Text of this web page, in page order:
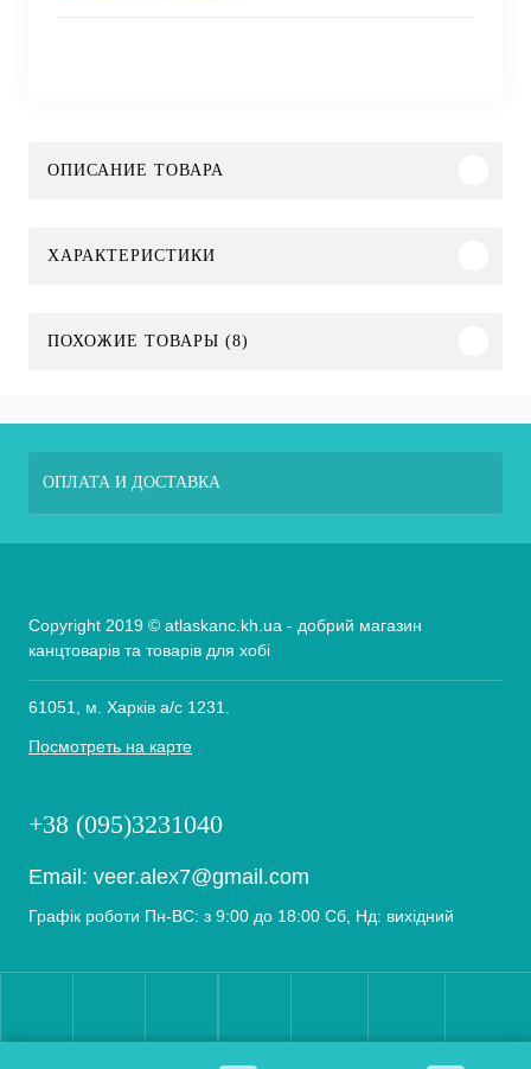
ОПИСАНИЕ ТОВАРА
ХАРАКТЕРИСТИКИ
ПОХОЖИЕ ТОВАРЫ (8)
ОПЛАТА И ДОСТАВКА
Copyright 2019 © atlaskanc.kh.ua - добрий магазин
канцтоварів та товарів для хобі
61051, м. Харків а/с 1231.
Посмотреть на карте
+38 (095)3231040
Email: veer.alex7@gmail.com
Графік роботи Пн-ВС: з 9:00 до 18:00 Сб, Нд: вихідний